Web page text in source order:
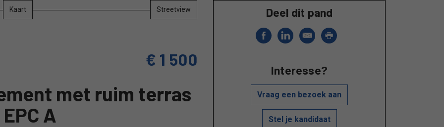
met ruim terras
A
€ 1 500
Kaart Streetview Deel dit pand
Interesse?
Vraag een bezoek aan
Stel je kandidaat